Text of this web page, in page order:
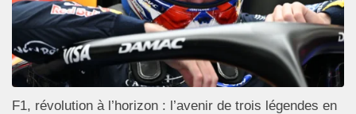
F1, révolution à l’horizon : l’avenir de trois légendes en